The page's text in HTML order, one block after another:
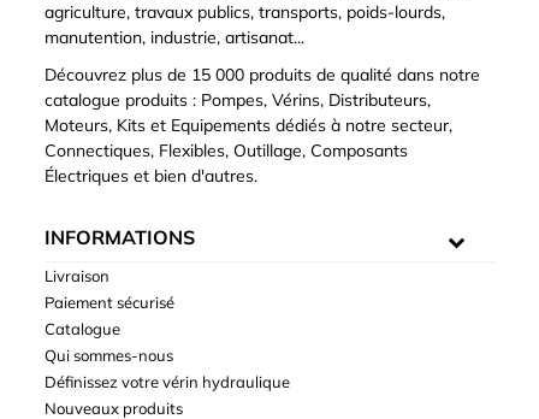
agriculture, travaux publics, transports, poids-lourds,
manutention, industrie, artisanat...
Découvrez plus de 15 000 produits de qualité dans notre
catalogue produits : Pompes, Vérins, Distributeurs,
Moteurs, Kits et Equipements dédiés à notre secteur,
Connectiques, Flexibles, Outillage, Composants
Électriques et bien d'autres.
INFORMATIONS
Livraison
Paiement sécurisé
Catalogue
Qui sommes-nous
Définissez votre vérin hydraulique
Nouveaux produits